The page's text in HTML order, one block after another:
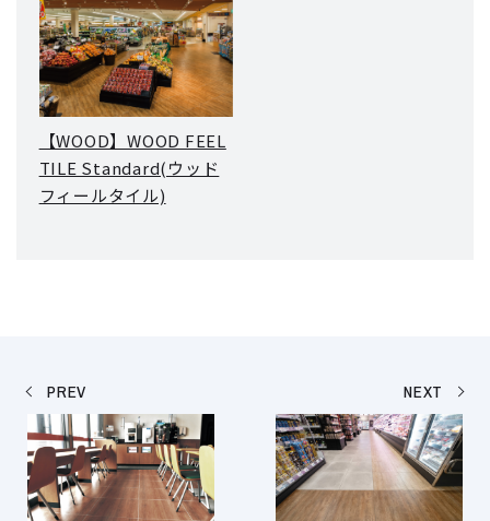
【WOOD】WOOD FEEL
TILE Standard(ウッド
フィールタイル)
PREV NEXT